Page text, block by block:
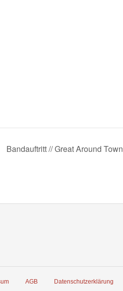
Bandauftritt // Great Around Town
AGB Datenschutzerklärung